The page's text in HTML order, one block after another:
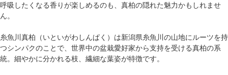
呼吸したくなる香りが楽しめるのも、真柏の隠れた魅力かもしれませ
ん。
糸魚川真柏（いといがわしんぱく）は新潟県糸魚川の山地にルーツを持
つシンパクのことで、世界中の盆栽愛好家から支持を受ける真柏の系
統。細やかに分かれる枝、繊細な葉姿が特徴です。